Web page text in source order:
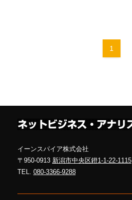
1
イーンスパイア株式会社
〒950-0913 新潟市中央区鐙1-1-22-1115
TEL. 080-3366-9288